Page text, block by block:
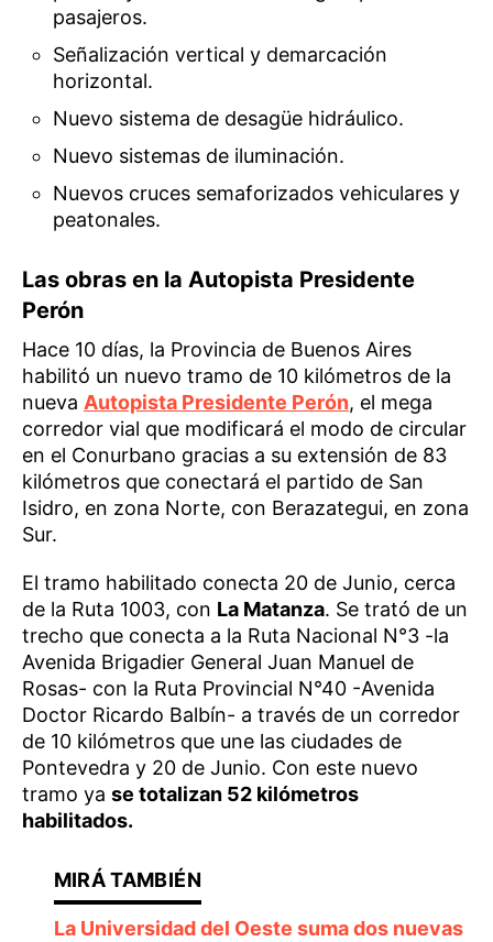
pasajeros.
Señalización vertical y demarcación
horizontal.
Nuevo sistema de desagüe hidráulico.
Nuevo sistemas de iluminación.
Nuevos cruces semaforizados vehiculares y
peatonales.
Las obras en la Autopista Presidente
Perón
Hace 10 días, la Provincia de Buenos Aires
habilitó un nuevo tramo de 10 kilómetros de la
nueva Autopista Presidente Perón, el mega
corredor vial que modificará el modo de circular
en el Conurbano gracias a su extensión de 83
kilómetros que conectará el partido de San
Isidro, en zona Norte, con Berazategui, en zona
Sur.
El tramo habilitado conecta 20 de Junio, cerca
de la Ruta 1003, con La Matanza. Se trató de un
trecho que conecta a la Ruta Nacional N°3 -la
Avenida Brigadier General Juan Manuel de
Rosas- con la Ruta Provincial N°40 -Avenida
Doctor Ricardo Balbín- a través de un corredor
de 10 kilómetros que une las ciudades de
Pontevedra y 20 de Junio. Con este nuevo
tramo ya se totalizan 52 kilómetros
habilitados.
La Universidad del Oeste suma dos nuevas